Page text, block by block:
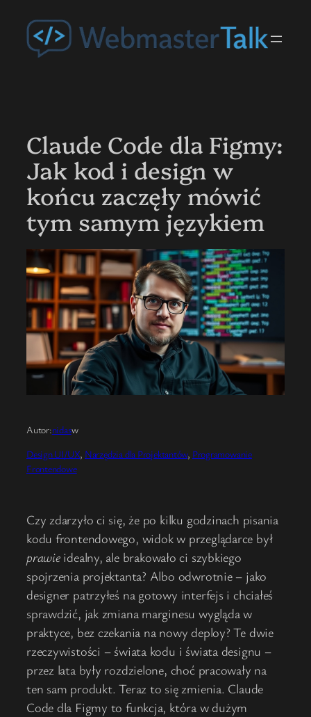
treści
Claude Code dla Figmy:
Jak kod i design w
końcu zaczęły mówić
tym samym językiem
Autor:nidasw
Design UI/UX, Narzędzia dla Projektantów, Programowanie
Frontendowe
Czy zdarzyło ci się, że po kilku godzinach pisania
kodu frontendowego, widok w przeglądarce był
prawieidealny, ale brakowało ci szybkiego
spojrzenia projektanta? Albo odwrotnie – jako
designer patrzyłeś na gotowy interfejs i chciałeś
sprawdzić, jak zmiana marginesu wygląda w
praktyce, bez czekania na nowy deploy? Te dwie
rzeczywistości – świata kodu i świata designu –
przez lata były rozdzielone, choć pracowały na
ten sam produkt. Teraz to się zmienia. Claude
Code dla Figmy to funkcja, która w dużym